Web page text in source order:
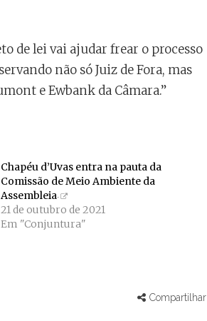
de lei vai ajudar frear o processo
não só Juiz de Fora, mas
e Ewbank da Câmara.”
Chapéu d’Uvas entra na pauta da
Comissão de Meio Ambiente da
Assembleia
21 de outubro de 2021
Em "Conjuntura"
Compartilhar